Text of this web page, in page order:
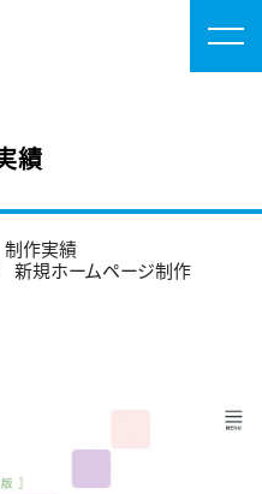
績
制作実績
新規ホームページ制作